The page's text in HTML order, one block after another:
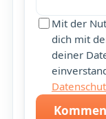
Mit der
dich mit
deiner